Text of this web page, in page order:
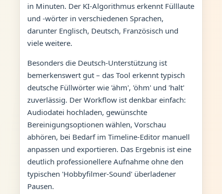
in Minuten. Der KI-Algorithmus erkennt Fülllaute
und -wörter in verschiedenen Sprachen,
darunter Englisch, Deutsch, Französisch und
viele weitere.
Besonders die Deutsch-Unterstützung ist
bemerkenswert gut – das Tool erkennt typisch
deutsche Füllwörter wie 'ähm', 'öhm' und 'halt'
zuverlässig. Der Workflow ist denkbar einfach:
Audiodatei hochladen, gewünschte
Bereinigungsoptionen wählen, Vorschau
abhören, bei Bedarf im Timeline-Editor manuell
anpassen und exportieren. Das Ergebnis ist eine
deutlich professionellere Aufnahme ohne den
typischen 'Hobbyfilmer-Sound' überladener
Pausen.